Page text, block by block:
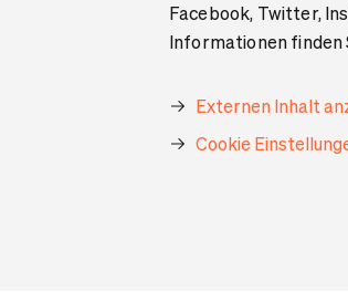
Facebook, Twitter,
Informationen finden
Externen Inhalt
Cookie